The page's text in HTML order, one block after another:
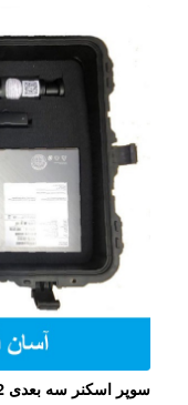
سوپر اسکنر سه بعدی Grunder2